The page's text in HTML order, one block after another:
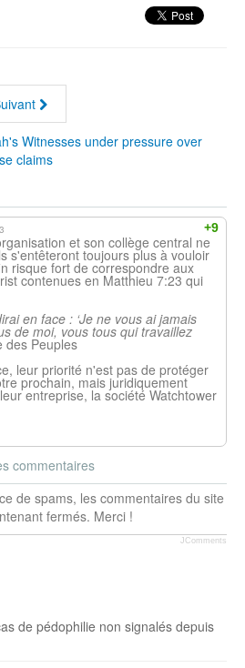
Witnesses under pressure over
claims
+9
et son collège central ne
s'entêteront toujours plus à vouloir
risque fort de correspondre aux
contenues en Matthieu 7:23 qui
en face : ‘Je ne vous ai jamais
de moi, vous tous qui travaillez
des Peuples
leur priorité n'est pas de protéger
prochain, mais juridiquement
entreprise, la société Watchtower
commentaires
de spams, les commentaires du site
fermés. Merci !
JComments
de pédophilie non signalés depuis